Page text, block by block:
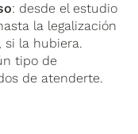
: desde el estudio
la legalización
si la hubiera.
tipo de
de atenderte.